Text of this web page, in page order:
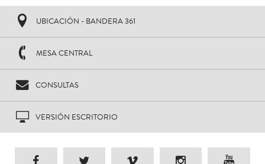
UBICACIÓN - BANDERA 361
MESA CENTRAL
CONSULTAS
VERSIÓN ESCRITORIO